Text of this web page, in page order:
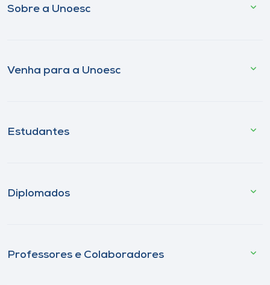
Sobre a Unoesc
Venha para a Unoesc
Estudantes
Diplomados
Professores e Colaboradores